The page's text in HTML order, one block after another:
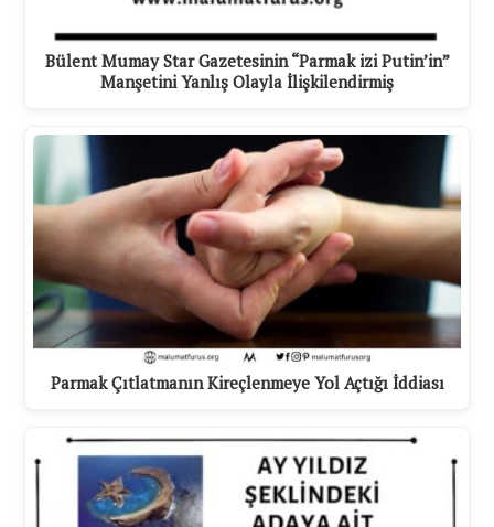
Bülent Mumay Star Gazetesinin “Parmak izi Putin’in”
Manşetini Yanlış Olayla İlişkilendirmiş
Parmak Çıtlatmanın Kireçlenmeye Yol Açtığı İddiası